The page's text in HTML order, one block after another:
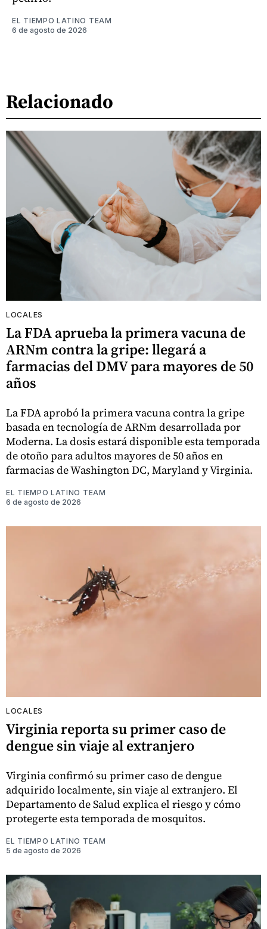
EL TIEMPO LATINO TEAM
6 de agosto de 2026
Relacionado
LOCALES
La FDA aprueba la primera vacuna de
ARNm contra la gripe: llegará a
farmacias del DMV para mayores de 50
años
La FDA aprobó la primera vacuna contra la gripe
basada en tecnología de ARNm desarrollada por
Moderna. La dosis estará disponible esta temporada
de otoño para adultos mayores de 50 años en
farmacias de Washington DC, Maryland y Virginia.
EL TIEMPO LATINO TEAM
6 de agosto de 2026
LOCALES
Virginia reporta su primer caso de
dengue sin viaje al extranjero
Virginia confirmó su primer caso de dengue
adquirido localmente, sin viaje al extranjero. El
Departamento de Salud explica el riesgo y cómo
protegerte esta temporada de mosquitos.
EL TIEMPO LATINO TEAM
5 de agosto de 2026